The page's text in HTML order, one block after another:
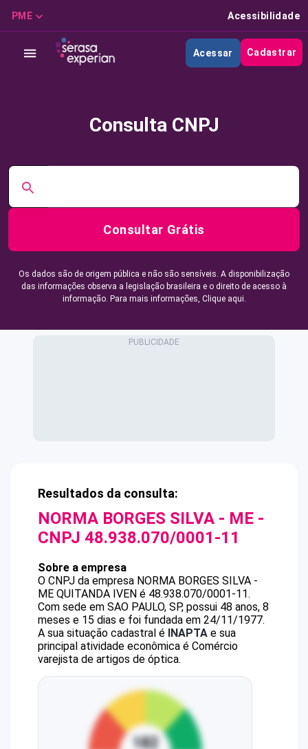
PME Acessibilidade
Acessar Cadastrar
Consulta CNPJ
Consultar Grátis
Os dados são de origem pública e não são sensíveis. A disponibilização
das informações observa a legislação brasileira e o direito de acesso à
informação. Para mais informações, Clique aqui.
Resultados da consulta:
NORMA BORGES SILVA - ME -
CNPJ 48.938.070/0001-11
Sobre a empresa
O CNPJ da empresa NORMA BORGES SILVA -
ME QUITANDA IVEN é 48.938.070/0001-11.
Com sede em SAO PAULO, SP, possui 48 anos, 8
meses e 15 dias e foi fundada em 24/11/1977.
A sua situação cadastral é INAPTA e sua
principal atividade econômica é Comércio
varejista de artigos de óptica.